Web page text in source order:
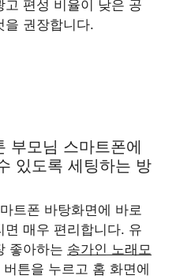
편성 비율이 낮은 공
을 권장합니다.
부모님 스마트폰에
있도록 세팅하는 방
트폰 바탕화면에 바로
매우 편리합니다. 유
좋아하는 송가인 노래모
튼을 누르고 홈 화면에